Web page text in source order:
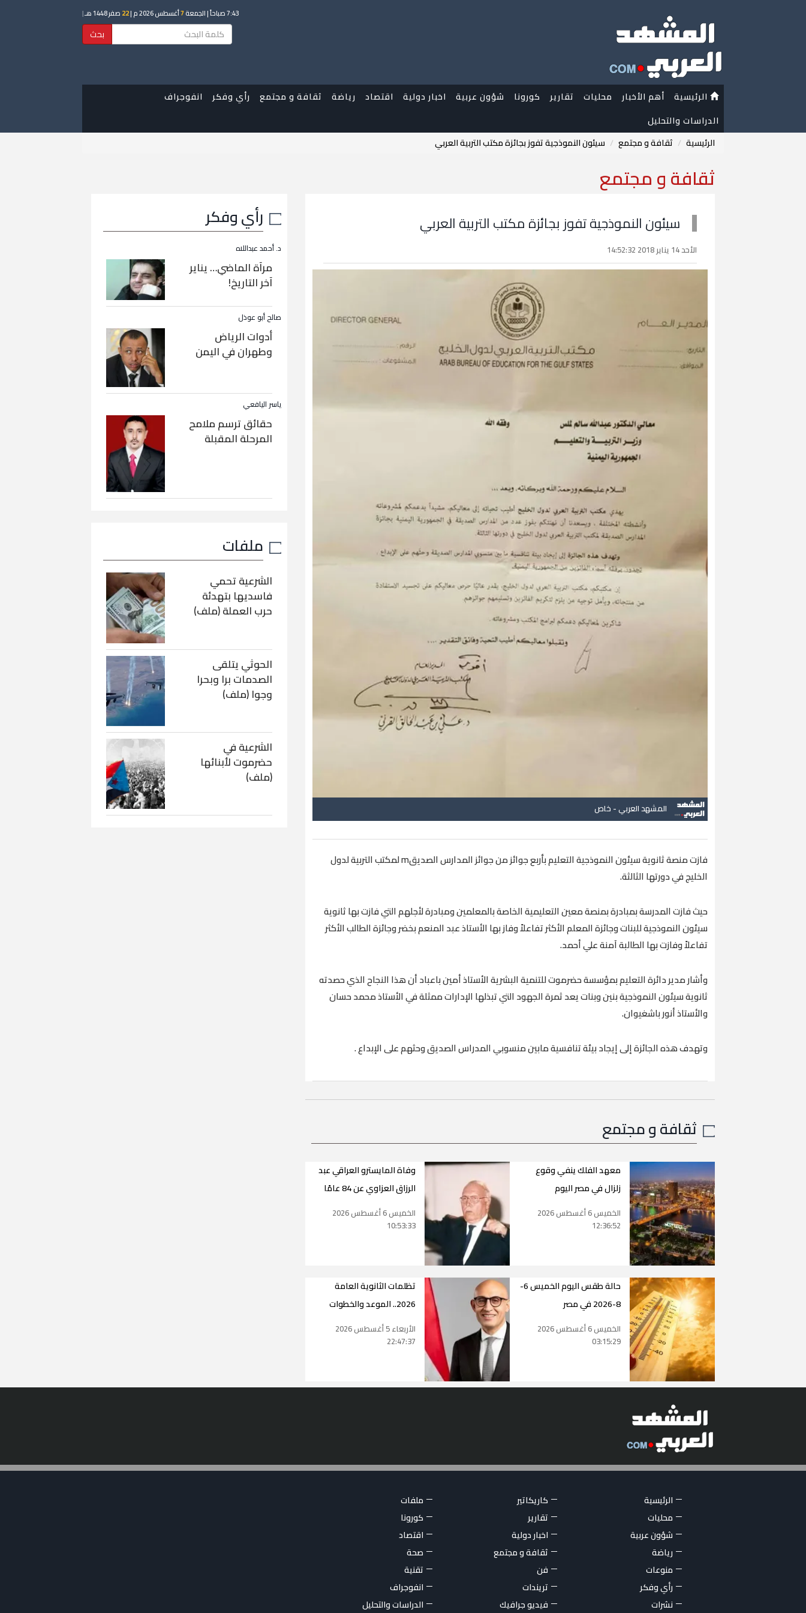
7:43 صباحاً | الجمعة7أغسطس 2026 م | 22 صفر 1448 هـ |
بحث
الرئيسية أهم الأخبار محليات تقارير كورونا شؤون عربية اخبار دولية اقتصاد رياضة ثقافة و مجتمع رأي وفكر
انفوجراف
الدراسات والتحليل
الرئيسية
ثقافة و مجتمع سيئون النموذجية تفوز بجائزة مكتب التربية العربي
ثقافة و مجتمع
سيئون النموذجية تفوز بجائزة مكتب التربية العربي
الأحد 14 يناير 2018 14:52:32
المشهد العربي - خاص
فازت منصة ثانوية سيئون النموذجية التعليم بأربع جوائز من جوائز المدارس الصديقm لمكتب التربية لدول
الخليج في دورتها الثالثة.
حيث فازت المدرسة بمبادرة بمنصة معين التعليمية الخاصة بالمعلمين ومبادرة لأجلهم التي فازت بها ثانوية
سيئون النموذجية للبنات وجائزة المعلم الأكثر تفاعلاً وفاز بها الأستاذ عبد المنعم بخضر وجائزة الطالب الأكثر
تفاعلاً وفازت بها الطالبة آمنة علي أحمد.
وأشار مدير دائرة التعليم بمؤسسة حضرموت للتنمية البشرية الأستاذ أمين باعباد أن هذا النجاح الذي حصدته
ثانوية سيئون النموذجية بنين وبنات يعد ثمرة الجهود التي تبذلها الإدارات ممثلة في الأستاذ محمد حسان
والأستاذ أنور باشغيوان.
وتهدف هذه الجائزة إلى إيجاد بيئة تنافسية مابين منسوبي المدراس الصديق وحثهم على الإبداع .
ثقافة و مجتمع
معهد الفلك ينفي وقوع
زلزال في مصر اليوم
الخميس 6 أغسطس 2026
12:36:52
وفاة المايسترو العراقي عبد
الرزاق العزاوي عن 84 عامًا
الخميس 6 أغسطس 2026
10:53:33
حالة طقس اليوم الخميس 6-
8-2026 في مصر
الخميس 6 أغسطس 2026
03:15:29
تظلمات الثانوية العامة
2026.. الموعد والخطوات
الأربعاء 5 أغسطس 2026
22:47:37
رأي وفكر
د. أحمد عبداللاه
مرآة الماضي… يناير
آخر التاريخ!
صالح أبو عوذل
أدوات الرياض
وطهران في اليمن
ياسر اليافعي
حقائق ترسم ملامح
المرحلة المقبلة
ملفات
الشرعية تحمي
فاسديها بتهدئة
حرب العملة (ملف)
الحوثي يتلقى
الصدمات برا وبحرا
وجوا (ملف)
الشرعية في
حضرموت لأبنائها
(ملف)
الرئيسية كاريكاتير
ملفات
محليات
تقارير
كورونا
شؤون عربية
اخبار دولية
اقتصاد
رياضة
ثقافة و مجتمع
صحة
منوعات
فن
تقنية
رأي وفكر
تريندات
انفوجراف
نشرات
فيديو جرافيك الدراسات والتحليل